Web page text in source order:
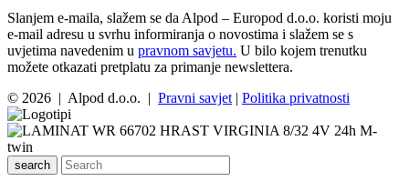
Slanjem e-maila, slažem se da Alpod – Europod d.o.o. koristi moju
e-mail adresu u svrhu informiranja o novostima i slažem se s
uvjetima navedenim u pravnom savjetu. U bilo kojem trenutku
možete otkazati pretplatu za primanje newslettera.
© 2026 | Alpod d.o.o. | Pravni savjet | Politika privatnosti
search